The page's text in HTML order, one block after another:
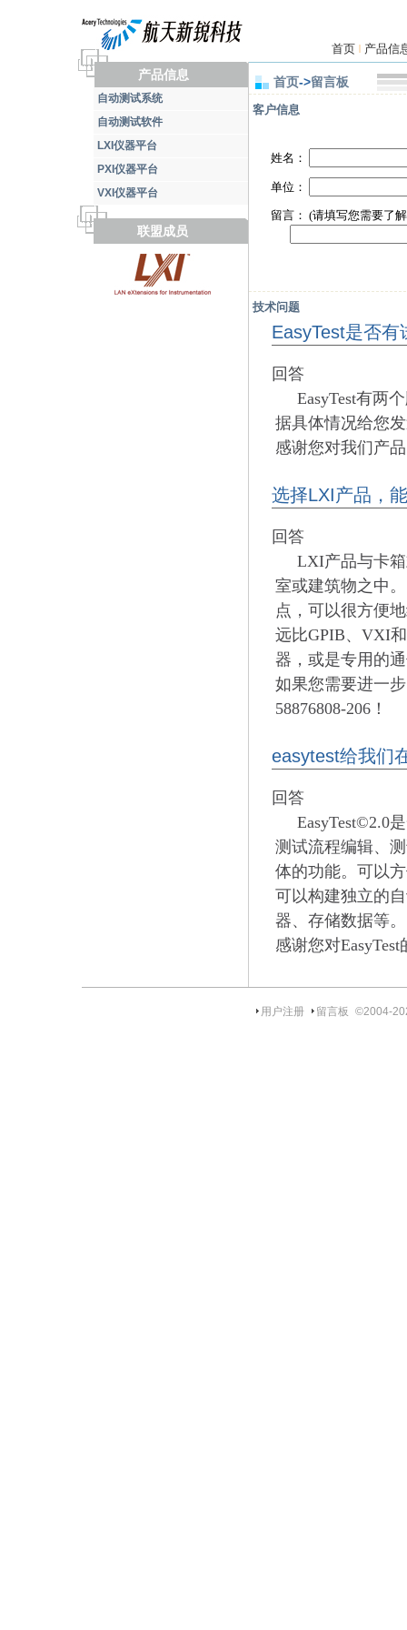
首页 | 产品信
产品信息
自动测试系统
自动测试软件
LXI仪器平台
PXI仪器平台
VXI仪器平台
联盟成员
首页->留言板
客户信息
姓名：
单位：
留言： (请填写您需要了
技术问题
EasyTest是否
回答
EasyTest有两
据具体情况给您
感谢您对我们产
选择LXI产品，
回答
LXI产品与卡
室或建筑物之中
点，可以很方便
远比GPIB、VXI
器，或是专用的
如果您需要进一
58876808-206！
easytest给我们
回答
EasyTest©2.0
测试流程编辑、
体的功能。可以
可以构建独立的
器、存储数据等。
感谢您对
用户注册 留言板 ©2004-